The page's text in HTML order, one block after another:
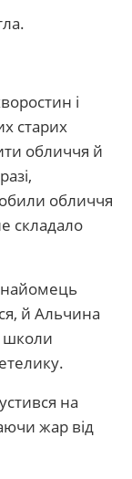
і
старих
обличчя й
обличчя
складало
й Альчина
школи
на
жар від